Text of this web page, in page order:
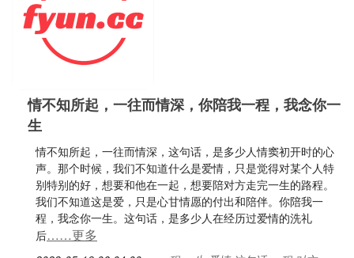
情不知所起，一往而情深，你陪我一程，我念你一
生
情不知所起，一往而情深，这句话，是多少人情窦初开时的心
声。那个时候，我们不知道什么是爱情，只是觉得对某个人特
别特别的好，想要和他在一起，想要陪对方走完一生的路程。
我们不知道这是爱，只是心甘情愿的付出和陪伴。你陪我一
程，我念你一生。这句话，是多少人在经历过爱情的洗礼
后……更多